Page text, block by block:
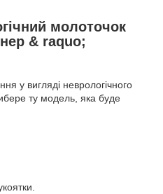
молоточок
& raquo;
у вигляді неврологічного
ту модель, яка буде